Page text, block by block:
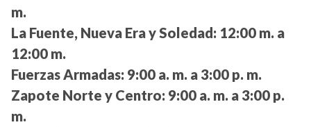
m.
La Fuente, Nueva Era y Soledad: 12:00 m. a
12:00 m.
Fuerzas Armadas: 9:00 a. m. a 3:00 p. m.
Zapote Norte y Centro: 9:00 a. m. a 3:00 p.
m.